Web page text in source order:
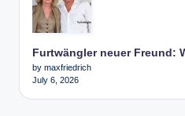
Furtwängler neuer Freund:
by maxfriedrich
July 6, 2026